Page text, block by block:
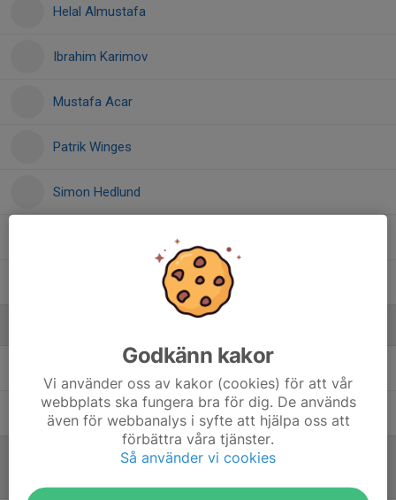
Helal Almustafa
Ibrahim Karimov
Mustafa Acar
Patrik Winges
Simon Hedlund
Edwin Privschek Ass. Tränare
Linus Bengtsson Tränare
Godkänn kakor
Vi använder oss av kakor (cookies) för att vår
webbplats ska fungera bra för dig. De används
även för webbanalys i syfte att hjälpa oss att
förbättra våra tjänster.
Så använder vi cookies